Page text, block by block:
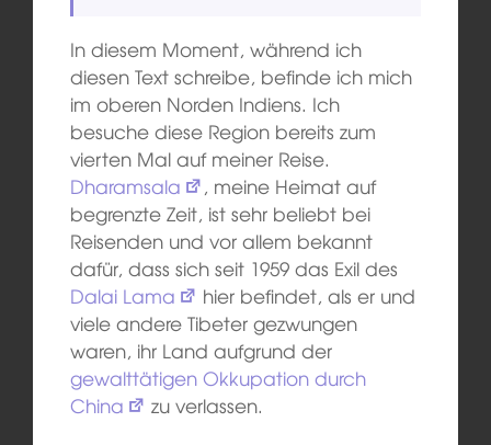
In diesem Moment, während ich
diesen Text schreibe, befinde ich mich
im oberen Norden Indiens. Ich
besuche diese Region bereits zum
vierten Mal auf meiner Reise.
Dharamsala
, meine Heimat auf
begrenzte Zeit, ist sehr beliebt bei
Reisenden und vor allem bekannt
dafür, dass sich seit 1959 das Exil des
Dalai Lama
hier befindet, als er und
viele andere Tibeter gezwungen
waren, ihr Land aufgrund der
gewalttätigen Okkupation durch
China
zu verlassen.